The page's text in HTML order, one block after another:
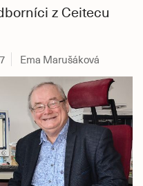
z Ceitecu
Ema Marušáková